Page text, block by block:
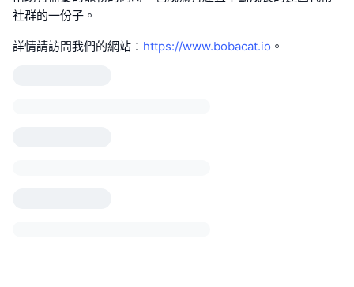
社群的一份子。
詳情請訪問我們的網站： https://www.bobacat.io 。